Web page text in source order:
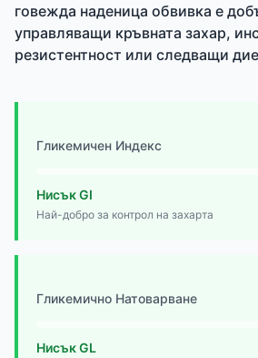
говежда наденица обвивка е
управляващи кръвната захар,
резистентност или следващи
Гликемичен Индекс
Нисък GI
Най-добро за контрол на захарта
Гликемично Натоварване
Нисък GL